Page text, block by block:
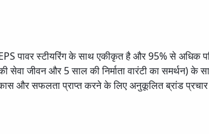
पावर स्टीयरिंग के साथ एकीकृत है और 95% से अधिक
जीवन और 5 साल की निर्माता वारंटी का समर्थन) के
और सफलता प्राप्त करने के लिए अनुकूलित ब्रांड